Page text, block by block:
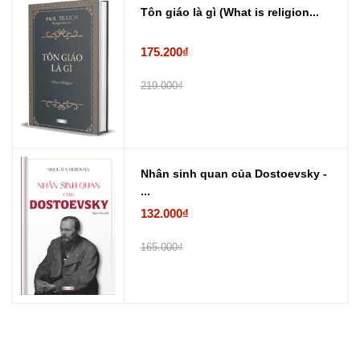
Tôn giáo là gì (What is religion...
175.200₫
219.000₫
Nhân sinh quan của Dostoevsky -
...
132.000₫
165.000₫